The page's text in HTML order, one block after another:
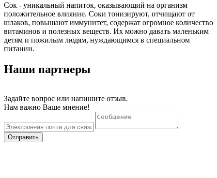
Сок - уникальный напиток, оказывающий на организм
положительное влияние. Соки тонизируют, отчищают от
шлаков, повышают иммунитет, содержат огромное количество
витаминов и полезных веществ. Их можно давать маленьким
детям и пожилым людям, нуждающимся в специальном
питании.
Наши партнеры
Задайте вопрос или напишите отзыв.
Нам важно Ваше мнение!
Отправить